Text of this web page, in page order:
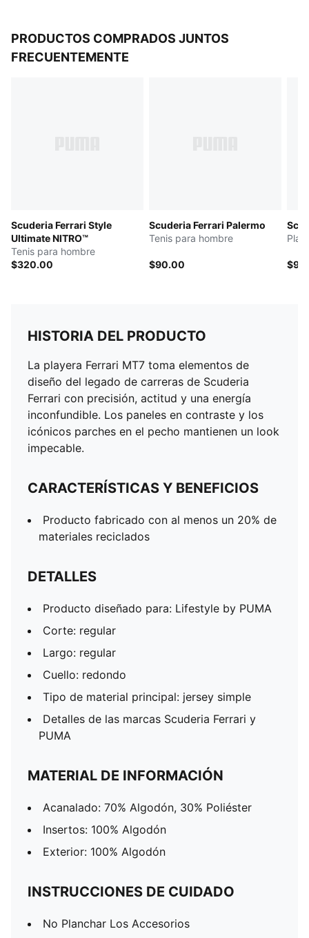
PRODUCTOS COMPRADOS JUNTOS
FRECUENTEMENTE
Scuderia Ferrari Style
Ultimate NITRO™
Tenis para hombre
$320.00
Scuderia Ferrari Palermo
Tenis para hombre
$90.00
HISTORIA DEL PRODUCTO
La playera Ferrari MT7 toma elementos de
diseño del legado de carreras de Scuderia
Ferrari con precisión, actitud y una energía
inconfundible. Los paneles en contraste y los
icónicos parches en el pecho mantienen un look
impecable.
CARACTERÍSTICAS Y BENEFICIOS
Producto fabricado con al menos un 20% de
materiales reciclados
DETALLES
Producto diseñado para: Lifestyle by PUMA
Corte: regular
Largo: regular
Cuello: redondo
Tipo de material principal: jersey simple
Detalles de las marcas Scuderia Ferrari y
PUMA
MATERIAL DE INFORMACIÓN
Acanalado: 70% Algodón, 30% Poliéster
Insertos: 100% Algodón
Exterior: 100% Algodón
INSTRUCCIONES DE CUIDADO
No Planchar Los Accesorios